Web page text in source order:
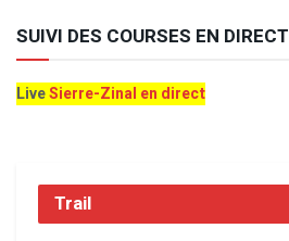
SUIVI DES COURSES EN DIRECT
LiveSierre-Zinal en direct
Trail